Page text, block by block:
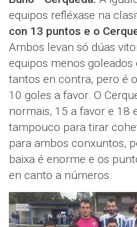
equipos refléxase na
con 13 puntos e o
Ambos levan só dúas
equipos menos
tantos en contra, pero é
10 goles a favor. O
normais, 15 a favor e 18
tampouco para tirar
para ambos conxuntos,
baixa é enorme e os
en canto a números.